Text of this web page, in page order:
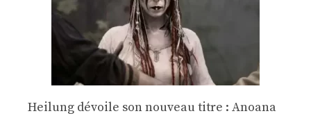
Heilung dévoile son nouveau titre : Anoana